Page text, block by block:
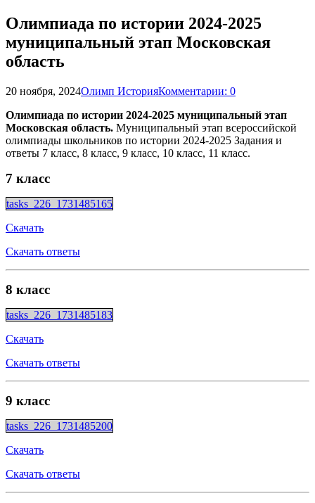
Олимпиада по истории 2024-2025
муниципальный этап Московская
область
20 ноября, 2024Олимп ИсторияКомментарии: 0
Олимпиада по истории 2024-2025 муниципальный этап
Московская область. Муниципальный этап всероссийской
олимпиады школьников по истории 2024-2025 Задания и
ответы 7 класс, 8 класс, 9 класс, 10 класс, 11 класс.
7 класс
tasks_226_1731485165
Скачать
Скачать ответы
8 класс
tasks_226_1731485183
Скачать
Скачать ответы
9 класс
tasks_226_1731485200
Скачать
Скачать ответы